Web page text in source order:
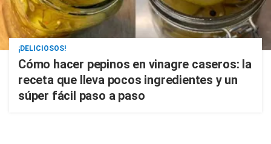
¡DELICIOSOS!
Cómo hacer pepinos en vinagre caseros: la
receta que lleva pocos ingredientes y un
súper fácil paso a paso